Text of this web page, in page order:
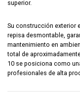
superior.
Su construcción exterior
repisa desmontable,
mantenimiento en
total de
10 se posiciona como
profesionales de alta